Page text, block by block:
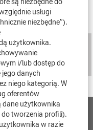
usługi
niezbędne”).
użytkownika.
i/lub dostęp do
danych
niego kategorią. W
oferentów
użytkownika
do tworzenia profili).
w razie
/ Weldments